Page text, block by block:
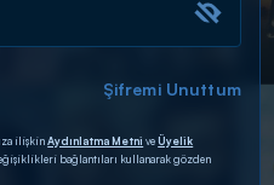
Şifremi Unuttum
ilişkinAydınlatma Metni veÜyelik
bağlantıları kullanarak gözden